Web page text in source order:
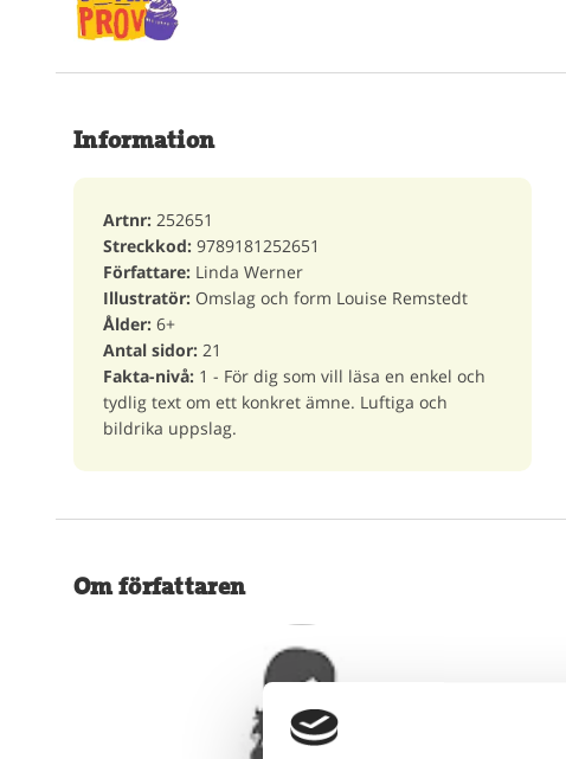
Information
Artnr: 252651
Streckkod: 9789181252651
Författare: Linda Werner
Illustratör: Omslag och form Louise Remstedt
Ålder: 6+
Antal sidor: 21
Fakta-nivå: 1 - För dig som vill läsa en enkel och
tydlig text om ett konkret ämne. Luftiga och
bildrika uppslag.
Om författaren